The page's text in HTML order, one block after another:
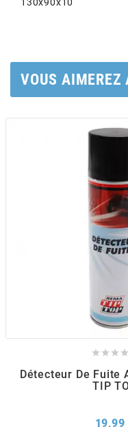
CARTER
POSTE DE
AM6 ALL DAY
DERBI E3 ALL
APRILIA
AREXONS
ARMLOCK
130x90x10
VOUS AIMEREZ
   
Détecteur De Fuite
TIP
19,99